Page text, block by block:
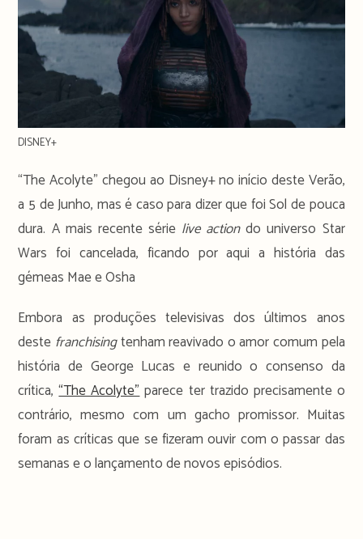
DISNEY+
“The Acolyte” chegou ao Disney+ no início deste Verão,
a 5 de Junho, mas é caso para dizer que foi Sol de pouca
dura. A mais recente série live actiondo universo Star
Wars foi cancelada, ficando por aqui a história das
gémeas Mae e Osha
Embora as produções televisivas dos últimos anos
deste franchisingtenham reavivado o amor comum pela
história de George Lucas e reunido o consenso da
crítica,“The Acolyte”parece ter trazido precisamente o
contrário, mesmo com um gacho promissor. Muitas
foram as críticas que se fizeram ouvir com o passar das
semanas e o lançamento de novos episódios.